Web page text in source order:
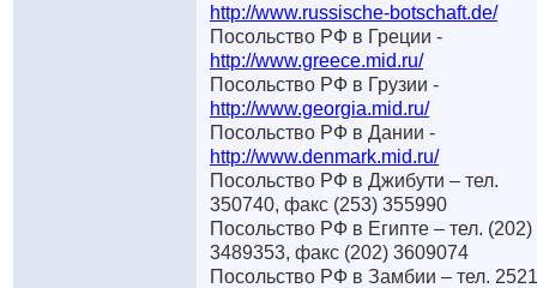
http://www.russische-botschaft.de/
Посольство РФ в Греции -
http://www.greece.mid.ru/
Посольство РФ в Грузии -
http://www.georgia.mid.ru/
Посольство РФ в Дании -
http://www.denmark.mid.ru/
Посольство РФ в Джибути – тел.
350740, факс (253) 355990
Посольство РФ в Египте – тел. (202)
3489353, факс (202) 3609074
Посольство РФ в Замбии – тел.